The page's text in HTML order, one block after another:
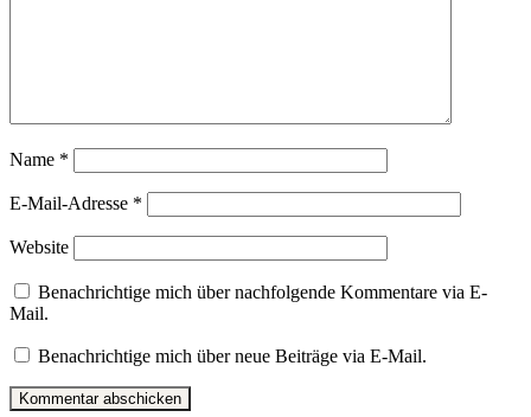
Name *
E-Mail-Adresse *
Website
Benachrichtige mich über nachfolgende Kommentare via E-
Mail.
Benachrichtige mich über neue Beiträge via E-Mail.